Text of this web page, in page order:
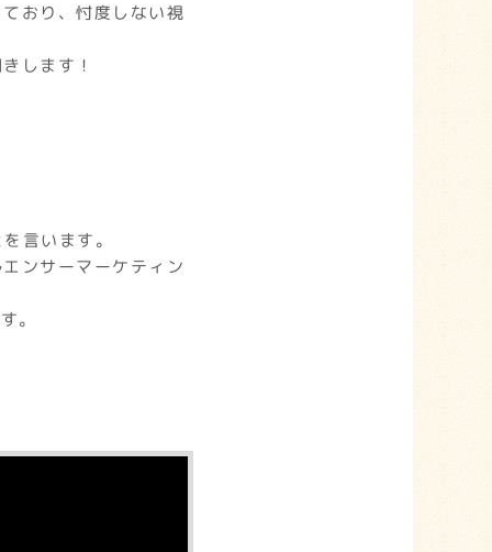
おり、忖度しない視
します！
言います。
ンサーマーケティン
。